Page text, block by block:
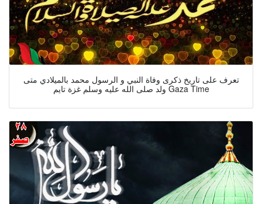
تعرف على تاريخ ذكرى وفاة النبي و الرسول محمد بالميلادي متى
ولد صلى الله عليه وسلم غزة تايم Gaza Time